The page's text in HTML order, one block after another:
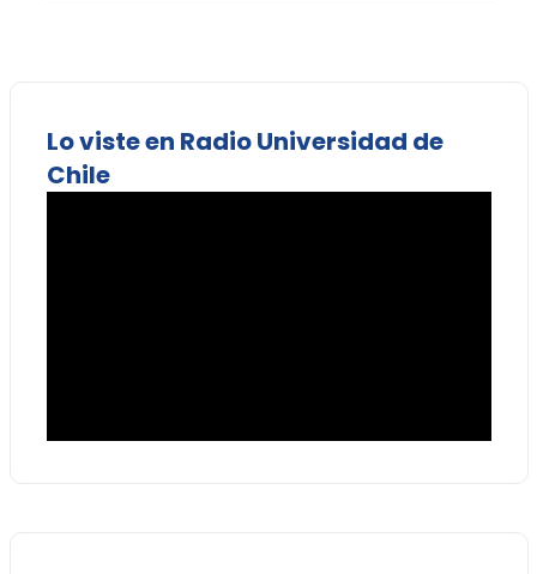
Lo viste en Radio Universidad de
Chile